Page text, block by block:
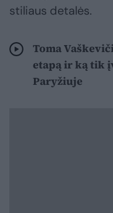
stiliaus detalės.
Toma
etapą ir ką tik
Paryžiuje